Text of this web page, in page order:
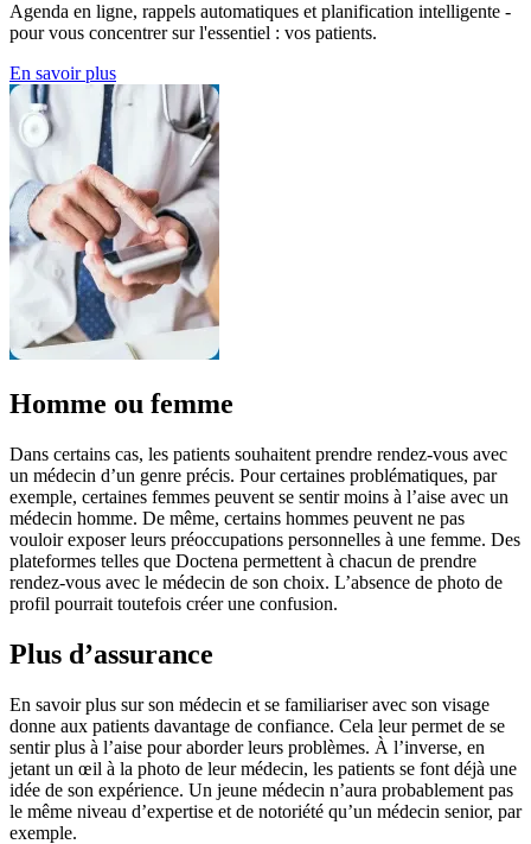
Agenda en ligne, rappels automatiques et planification intelligente -
pour vous concentrer sur l'essentiel : vos patients.
En savoir plus
Homme ou femme
Dans certains cas, les patients souhaitent prendre rendez-vous avec
un médecin d’un genre précis. Pour certaines problématiques, par
exemple, certaines femmes peuvent se sentir moins à l’aise avec un
médecin homme. De même, certains hommes peuvent ne pas
vouloir exposer leurs préoccupations personnelles à une femme. Des
plateformes telles que Doctena permettent à chacun de prendre
rendez-vous avec le médecin de son choix. L’absence de photo de
profil pourrait toutefois créer une confusion.
Plus d’assurance
En savoir plus sur son médecin et se familiariser avec son visage
donne aux patients davantage de confiance. Cela leur permet de se
sentir plus à l’aise pour aborder leurs problèmes. À l’inverse, en
jetant un œil à la photo de leur médecin, les patients se font déjà une
idée de son expérience. Un jeune médecin n’aura probablement pas
le même niveau d’expertise et de notoriété qu’un médecin senior, par
exemple.